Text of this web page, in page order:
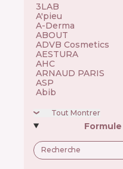
3LAB 🇺🇸
A'pieu 🇰🇷
A-Derma 🇫🇷
ABOUT 🇺🇦
ADVB Cosmetics 🇹🇷
AESTURA 🇰🇷
AHC 🇰🇷
ARNAUD PARIS 🇫🇷
ASP 🇬🇧
Abib 🇰🇷
Achroactive Max 🇧🇬
Acnemy 🇪🇸
Acure 🇺🇸
Acwell 🇰🇷
Ada Tina 🇧🇷
Aesop 🇦🇺
Tout Montrer
Formule